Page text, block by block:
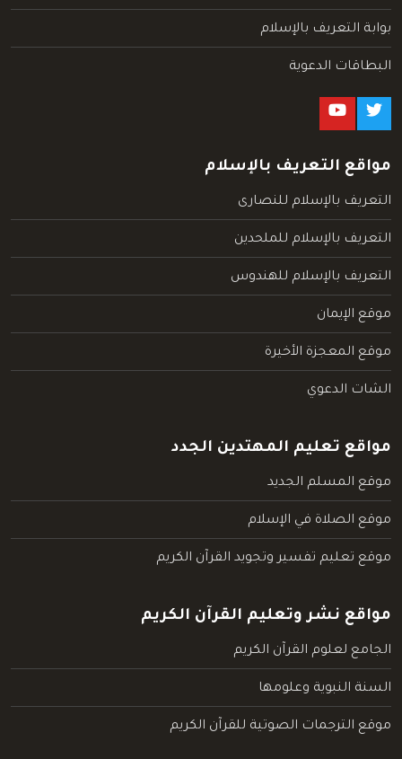
بوابة التعريف بالإسلام
البطاقات الدعوية
مواقع التعريف بالإسلام
التعريف بالإسلام للنصارى
التعريف بالإسلام للملحدين
التعريف بالإسلام للهندوس
موقع الإيمان
موقع المعجزة الأخيرة
الشات الدعوي
مواقع تعليم المهتدين الجدد
موقع المسلم الجديد
موقع الصلاة في الإسلام
موقع تعليم تفسير وتجويد القرآن الكريم
مواقع نشر وتعليم القرآن الكريم
الجامع لعلوم القرآن الكريم
السنة النبوية وعلومها
موقع الترجمات الصوتية للقرآن الكريم